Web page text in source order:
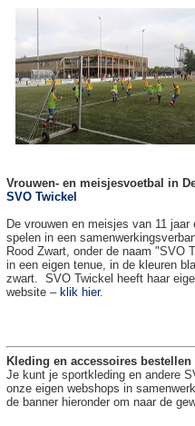
Vrouwen- en meisjesvoetbal in
SVO Twickel
De vrouwen en meisjes van 11 jaar
spelen in een
Rood Zwart, onder de naam "SVO
in een eigen tenue, in de kleuren
zwart. SVO Twickel heeft haar
website – klik hier.
Kleding en accessoires bestellen
Je kunt je sportkleding en andere
onze eigen webshops in
de banner hieronder om naar de